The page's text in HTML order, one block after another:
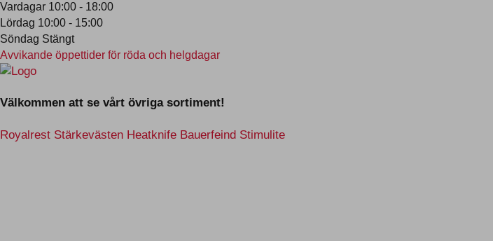
Vardagar 10:00 - 18:00
Lördag 10:00 - 15:00
Söndag Stängt
Avvikande öppettider för röda och helgdagar
Välkommen att se vårt övriga sortiment!
Royalrest Stärkevästen Heatknife Bauerfeind Stimulite